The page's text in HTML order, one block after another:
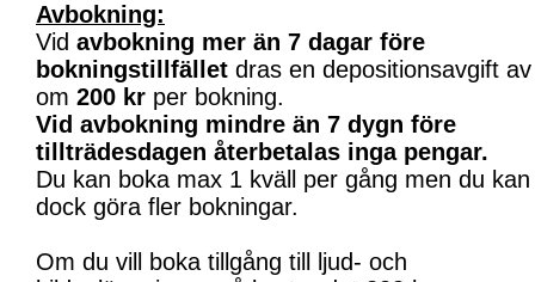
Avbokning:
Vid avbokning mer än 7 dagar före
bokningstillfället dras en depositionsavgift av
om 200 kr per bokning.
Vid avbokning mindre än 7 dygn före
tillträdesdagen återbetalas inga pengar.
Du kan boka max 1 kväll per gång men du kan
dock göra fler bokningar.
Om du vill boka tillgång till ljud- och